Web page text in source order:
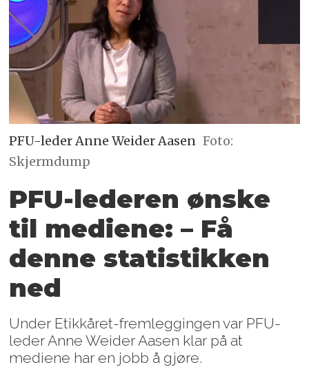
PFU-leder Anne Weider Aasen Foto:
Skjermdump
PFU-lederen ønske
til mediene: – Få
denne statistikken
ned
Under Etikkåret-fremleggingen var PFU-
leder Anne Weider Aasen klar på at
mediene har en jobb å gjøre.